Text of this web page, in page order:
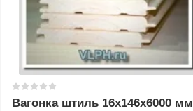
Вагонка штиль 16х146х6000 мм